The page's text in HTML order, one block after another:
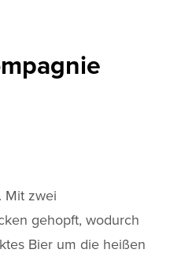
Mit zwei
gehopft, wodurch
Bier um die heißen